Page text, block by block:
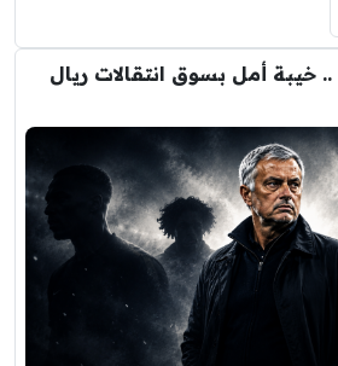
أمل بسوق انتقالات ريال